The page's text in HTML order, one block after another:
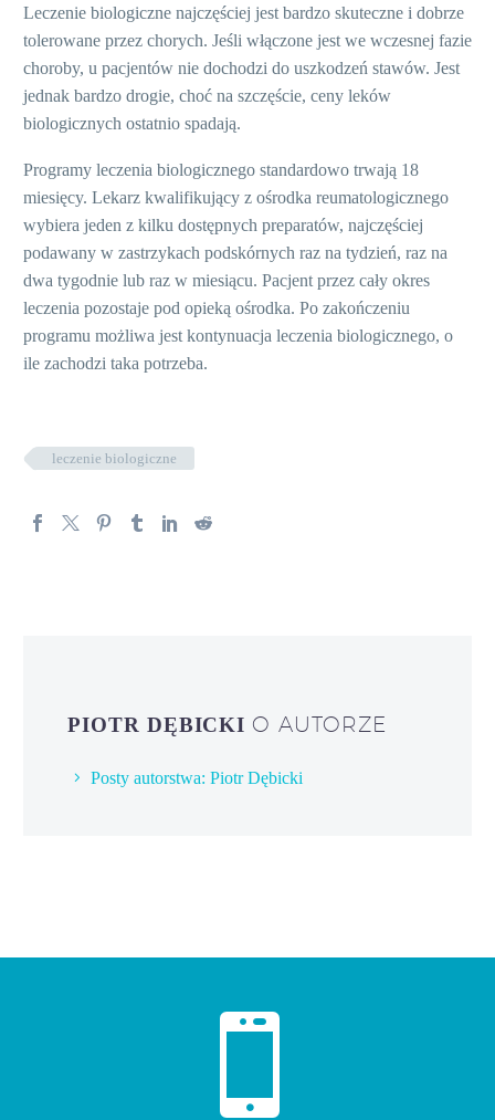
Leczenie biologiczne najczęściej jest bardzo skuteczne i dobrze
tolerowane przez chorych. Jeśli włączone jest we wczesnej fazie
choroby, u pacjentów nie dochodzi do uszkodzeń stawów. Jest
jednak bardzo drogie, choć na szczęście, ceny leków
biologicznych ostatnio spadają.
Programy leczenia biologicznego standardowo trwają 18
miesięcy. Lekarz kwalifikujący z ośrodka reumatologicznego
wybiera jeden z kilku dostępnych preparatów, najczęściej
podawany w zastrzykach podskórnych raz na tydzień, raz na
dwa tygodnie lub raz w miesiącu. Pacjent przez cały okres
leczenia pozostaje pod opieką ośrodka. Po zakończeniu
programu możliwa jest kontynuacja leczenia biologicznego, o
ile zachodzi taka potrzeba.
leczenie biologiczne
PIOTR DĘBICKI O AUTORZE
Posty autorstwa: Piotr Dębicki

